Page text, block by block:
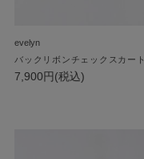
evelyn
バックリボンチェックスカート
7,900円(税込)